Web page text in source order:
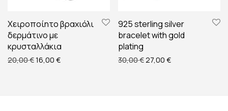
Χειροποίητο βραχιόλι
δερμάτινο με
κρυσταλλάκια
20,00€Original price was: 20,00 €.
16,00 €Η τρέχουσα τιμή είναι: 16,00 €.
925 sterling silver
bracelet with gold
plating
30,00€ Original price was:
27,00 €Η τρέχουσα τιμή